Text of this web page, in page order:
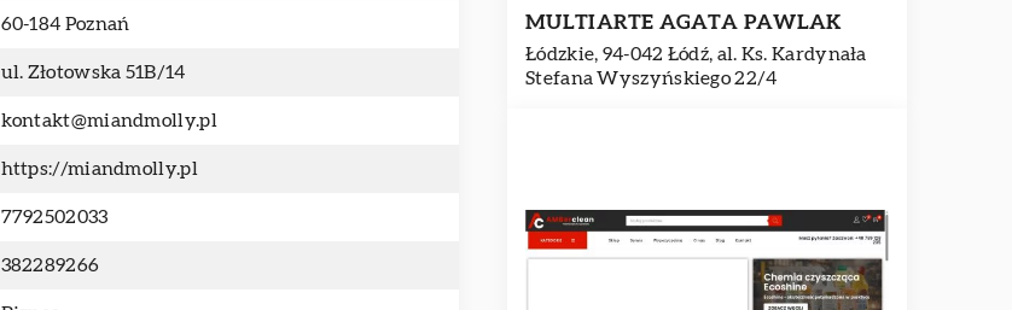
60-184 Poznań
ul. Złotowska 51B/14
kontakt@miandmolly.pl
https://miandmolly.pl
7792502033
382289266
MULTIARTE AGATA PAWLAK
Łódzkie, 94-042 Łódź, al. Ks. Kardynała
Stefana Wyszyńskiego 22/4